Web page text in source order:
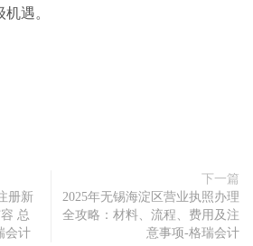
遇。
册新
总
会计
下一篇
2025年无锡海淀区营业执照办理
全攻略：材料、流程、费用及注
意事项-格瑞会计